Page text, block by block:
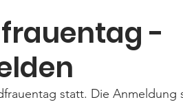
-
statt. Die Anmeldung